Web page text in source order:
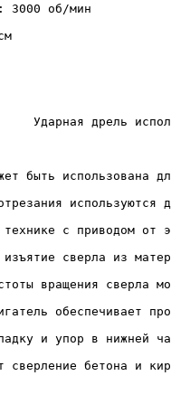
3000 об/мин
2,3
Ударная дрель
быть использована
используются
с приводом от
сверла из
вращения сверла
обеспечивает
и упор в нижней
сверление бетона и